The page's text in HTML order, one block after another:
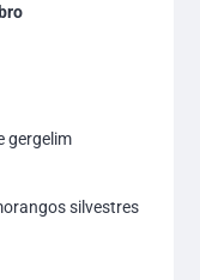
gergelim
silvestres